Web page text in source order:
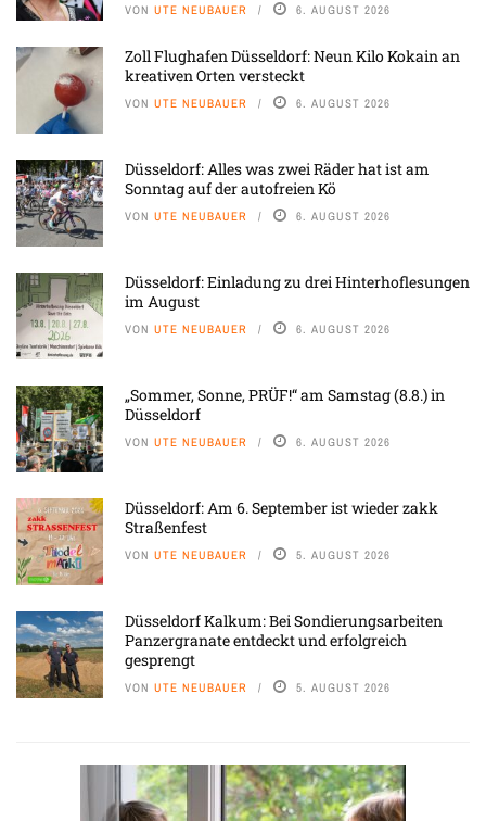
VON UTE NEUBAUER 6. AUGUST 2026
Zoll Flughafen Düsseldorf: Neun Kilo Kokain an
kreativen Orten versteckt
VON UTE NEUBAUER 6. AUGUST 2026
Düsseldorf: Alles was zwei Räder hat ist am
Sonntag auf der autofreien Kö
VON UTE NEUBAUER 6. AUGUST 2026
Düsseldorf: Einladung zu drei Hinterhoflesungen
im August
VON UTE NEUBAUER 6. AUGUST 2026
„Sommer, Sonne, PRÜF!“ am Samstag (8.8.) in
Düsseldorf
VON UTE NEUBAUER 6. AUGUST 2026
Düsseldorf: Am 6. September ist wieder zakk
Straßenfest
VON UTE NEUBAUER 5. AUGUST 2026
Düsseldorf Kalkum: Bei Sondierungsarbeiten
Panzergranate entdeckt und erfolgreich
gesprengt
VON UTE NEUBAUER 5. AUGUST 2026